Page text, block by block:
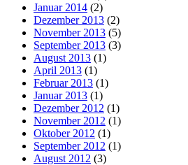
Januar 2014 (2)
Dezember 2013 (2)
November 2013 (5)
September 2013 (3)
August 2013 (1)
April 2013 (1)
Februar 2013 (1)
Januar 2013 (1)
Dezember 2012 (1)
November 2012 (1)
Oktober 2012 (1)
September 2012 (1)
August 2012 (3)